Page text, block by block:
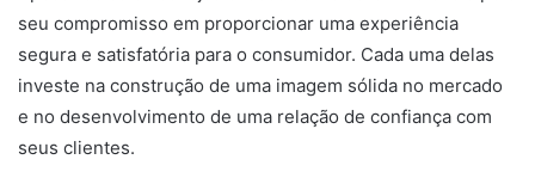
seu compromisso em proporcionar uma experiência
segura e satisfatória para o consumidor. Cada uma delas
investe na construção de uma imagem sólida no mercado
e no desenvolvimento de uma relação de confiança com
seus clientes.